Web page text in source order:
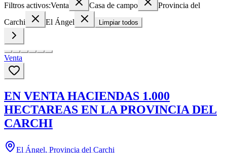
Filtros activos:Venta Casa de campo
Provincia del
Carchi
El Ángel Limpiar todos
Venta
EN VENTA HACIENDAS 1.000
HECTAREAS EN LA PROVINCIA DEL
CARCHI
El Ángel, Provincia del Carchi